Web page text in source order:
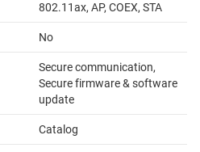
802.11ax, AP, COEX, STA
No
Secure communication,
Secure firmware & software
update
Catalog